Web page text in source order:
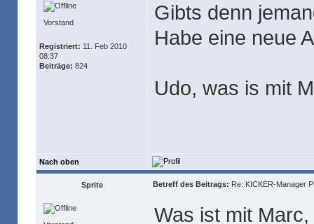
Vorstand
Registriert: 11. Feb 2010
08:37
Beiträge: 824
Gibts denn
Habe eine neue
Udo, was is mit
Nach oben
Sprite Betreff des Beitrags: Re: KICKER-Manager
Was ist mit